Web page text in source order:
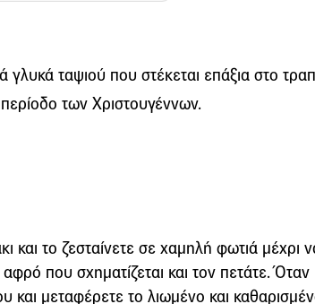
γλυκά ταψιού που στέκεται επάξια στο
των Χριστουγέννων.
και το ζεσταίνετε σε χαμηλή φωτιά μέχρι
που σχηματίζεται και τον πετάτε. Όταν
και μεταφέρετε το λιωμένο και